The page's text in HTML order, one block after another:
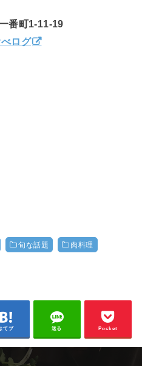
番町1-11-19
ログ
旬な話題 肉料理
てブ 送る Pocket